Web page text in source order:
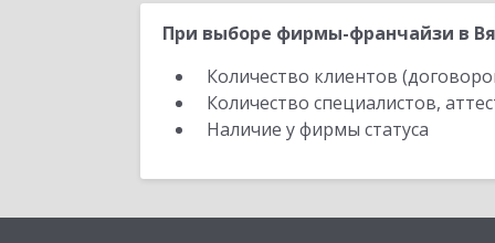
При выборе фирмы-франчайзи в
Количество клиентов
Количество специалистов,
Наличие у фирмы статуса